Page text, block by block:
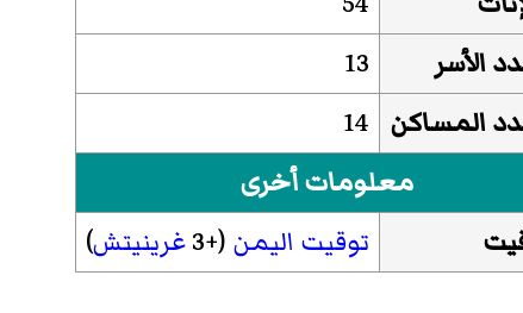
الأسر
13
المساكن 14
معلومات أخرى
توقيت اليمن (+3 غرينيتش)